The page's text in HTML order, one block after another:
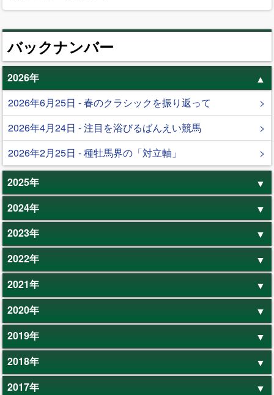
バックナンバー
2026年
2026年6月25日 - 春のクラシックを振り返って
2026年4月24日 - 注目を浴びるばんえい競馬
2026年2月25日 - 種牡馬界の「対立軸」
2025年
2024年
2023年
2022年
2021年
2020年
2019年
2018年
2017年